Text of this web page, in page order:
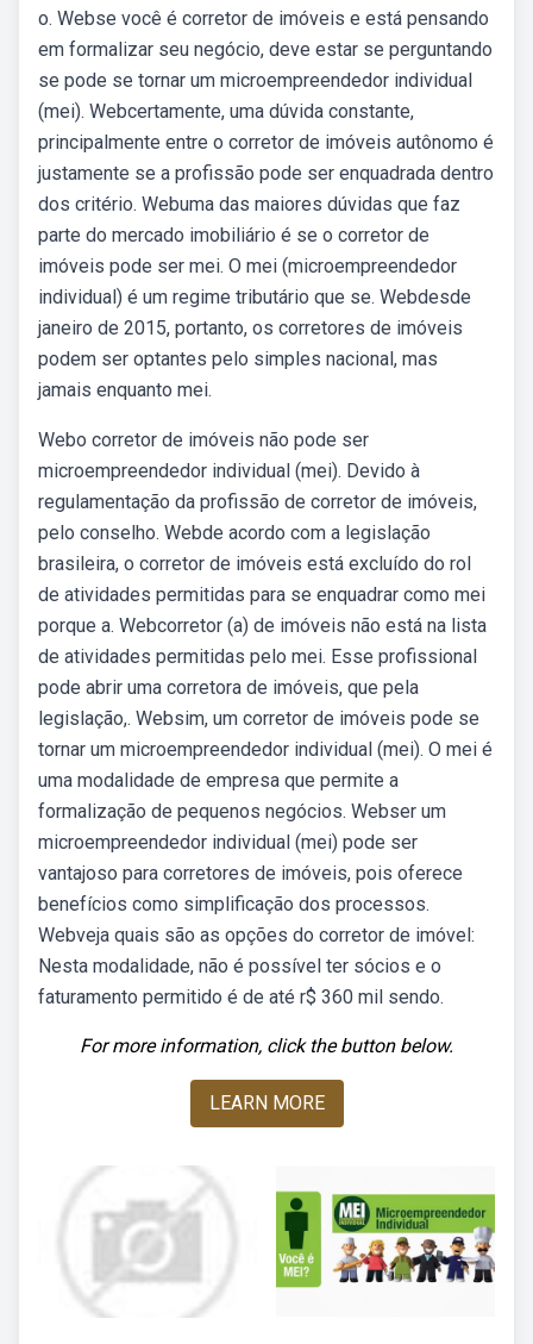
o. Webse você é corretor de imóveis e está pensando
em formalizar seu negócio, deve estar se perguntando
se pode se tornar um microempreendedor individual
(mei). Webcertamente, uma dúvida constante,
principalmente entre o corretor de imóveis autônomo é
justamente se a profissão pode ser enquadrada dentro
dos critério. Webuma das maiores dúvidas que faz
parte do mercado imobiliário é se o corretor de
imóveis pode ser mei. O mei (microempreendedor
individual) é um regime tributário que se. Webdesde
janeiro de 2015, portanto, os corretores de imóveis
podem ser optantes pelo simples nacional, mas
jamais enquanto mei.
Webo corretor de imóveis não pode ser
microempreendedor individual (mei). Devido à
regulamentação da profissão de corretor de imóveis,
pelo conselho. Webde acordo com a legislação
brasileira, o corretor de imóveis está excluído do rol
de atividades permitidas para se enquadrar como mei
porque a. Webcorretor (a) de imóveis não está na lista
de atividades permitidas pelo mei. Esse profissional
pode abrir uma corretora de imóveis, que pela
legislação,. Websim, um corretor de imóveis pode se
tornar um microempreendedor individual (mei). O mei é
uma modalidade de empresa que permite a
formalização de pequenos negócios. Webser um
microempreendedor individual (mei) pode ser
vantajoso para corretores de imóveis, pois oferece
benefícios como simplificação dos processos.
Webveja quais são as opções do corretor de imóvel:
Nesta modalidade, não é possível ter sócios e o
faturamento permitido é de até r$ 360 mil sendo.
For more information, click the button below.
LEARN MORE